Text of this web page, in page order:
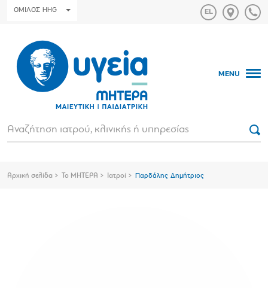
ΟΜΙΛΟΣ HHG
MENU
Αρχική σελίδα Το ΜΗΤΕΡΑ Ιατροί Παρδάλης Δημήτριος